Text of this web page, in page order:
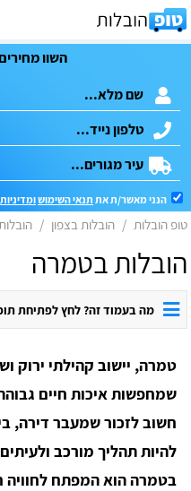
השוו
הנני מאשר/ת את תנאי השימוש
טופ הובלות הובלות בצפון
הובלות בטמרה
מה בעמוד זה? לחץ לפתיחת
טמרה, יישוב קהילתי ירוק
שמחפשות איכות חיים
חשוב לזכור שמעבר דירה,
להיות תהליך מורכב
בטמרה הוא המפתח לחוויה